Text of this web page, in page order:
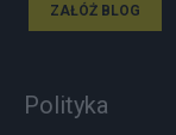
ZAŁÓŻ BLOG
Polityka